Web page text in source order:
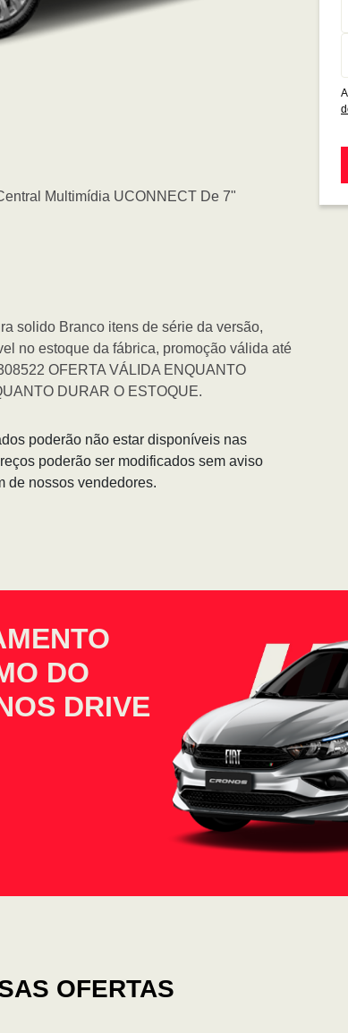
Multimídia UCONNECT De 7"
solido Branco itens de série da versão,
no estoque da fábrica, promoção válida até
OFERTA VÁLIDA ENQUANTO
DURAR O ESTOQUE.
poderão não estar disponíveis nas
poderão ser modificados sem aviso
de nossos vendedores.
DO
DRIVE
OFERTAS